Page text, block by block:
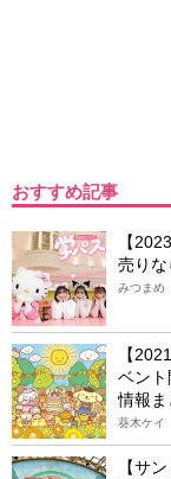
おすすめ記事
【
売りな
みつまめ
【
ベント
情報ま
葵木ケイ
【サ